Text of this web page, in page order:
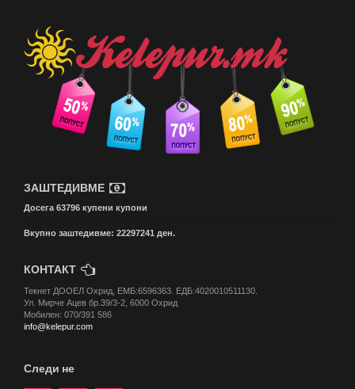
ЗАШТЕДИВМЕ
Досега 63796 купени купони
Вкупно заштедивме: 22297241 ден.
КОНТАКТ
Текнет ДООЕЛ Охрид, ЕМБ:6596363. ЕДБ:4020010511130.
Ул. Мирче Ацев бр.39/3-2, 6000 Охрид
Мобилен: 070/391 586
info@kelepur.com
Следи не